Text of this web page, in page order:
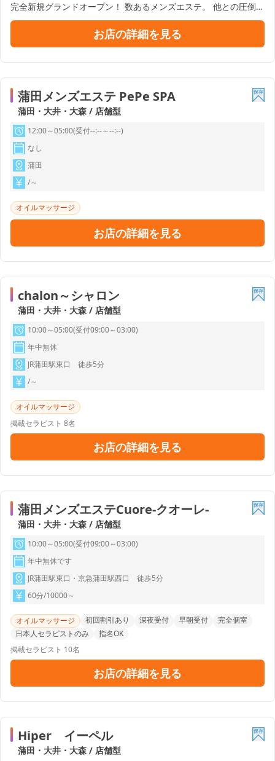
完全新規グランドオープン！ 数あるメンズエステ。 他との圧倒的
な差を感じていただきたく従業員一同、研鑽に研鑽を重ね、 最上
級のおもてなしの準備をしております。 皆様の記憶の1ページに
鮮烈に残る時間をお約束致します。
お店の詳細を見る
蒲田メンズエステ PePe SPA
蒲田・大井・大森 / 店舗型
12:00～05:00(受付--:--～--:--)
なし
蒲田
/～
オイルマッサージ
お店の詳細を見る
chalon～シャロン
蒲田・大井・大森 / 店舗型
10:00～05:00(受付09:00～03:00)
年中無休
JR蒲田駅東口 徒歩5分
/～
オイルマッサージ
掲載セラピスト 8名
お店の詳細を見る
蒲田メンズエステCuore-クオーレ-
蒲田・大井・大森 / 店舗型
10:00～05:00(受付09:00～03:00)
年中無休です
JR蒲田駅東口・京急蒲田駅西口 徒歩5分
60分/10000～
オイルマッサージ 初回割引あり 深夜受付 早朝受付
完全個室
日本人セラピストのみ
指名OK
掲載セラピスト 10名
お店の詳細を見る
Hiper イーペル
蒲田・大井・大森 / 店舗型